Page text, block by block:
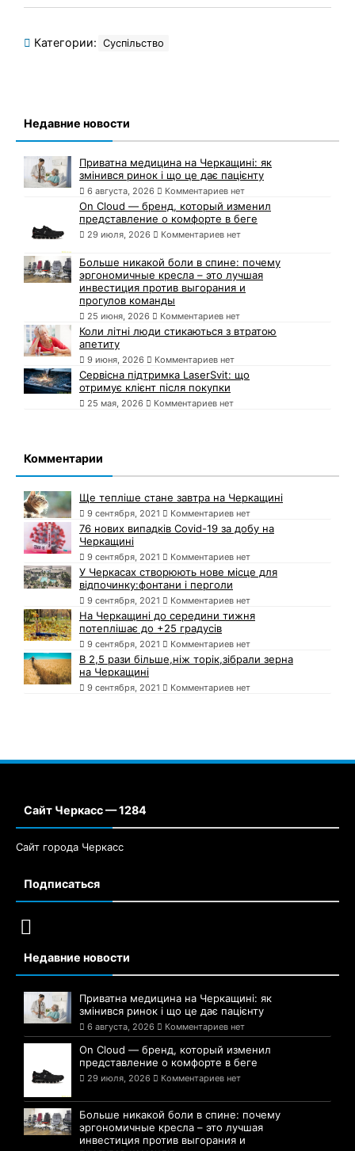
Категории: Суспільство
Недавние новости
Приватна медицина на Черкащині: як
змінився ринок і що це дає пацієнту
6 августа, 2026 Комментариев нет
On Cloud — бренд, который изменил
представление о комфорте в беге
29 июля, 2026 Комментариев нет
Больше никакой боли в спине: почему
эргономичные кресла – это лучшая
инвестиция против выгорания и
прогулов команды
25 июня, 2026 Комментариев нет
Коли літні люди стикаються з втратою
апетиту
9 июня, 2026 Комментариев нет
Сервісна підтримка LaserSvit: що
отримує клієнт після покупки
25 мая, 2026 Комментариев нет
Комментарии
Ще тепліше стане завтра на Черкащині
9 сентября, 2021 Комментариев нет
76 нових випадків Covid-19 за добу на
Черкащині
9 сентября, 2021 Комментариев нет
У Черкасах створюють нове місце для
відпочинку:фонтани і перголи
9 сентября, 2021 Комментариев нет
На Черкащині до середини тижня
потеплішає до +25 градусів
9 сентября, 2021 Комментариев нет
В 2,5 рази більше,ніж торік,зібрали зерна
на Черкащині
9 сентября, 2021 Комментариев нет
Сайт Черкасс — 1284
Сайт города Черкасс
Подписаться
Недавние новости
Приватна медицина на Черкащині: як
змінився ринок і що це дає пацієнту
6 августа, 2026 Комментариев нет
On Cloud — бренд, который изменил
представление о комфорте в беге
29 июля, 2026 Комментариев нет
Больше никакой боли в спине: почему
эргономичные кресла – это лучшая
инвестиция против выгорания и